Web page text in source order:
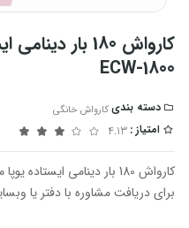
ECW-1800
دسته بندی کارواش خانگی
امتیاز : 4.13
کارواش 180 بار دینامی ایستاده یوپا مدل ECW-1800
برای دریافت مشاوره با دفتر یا